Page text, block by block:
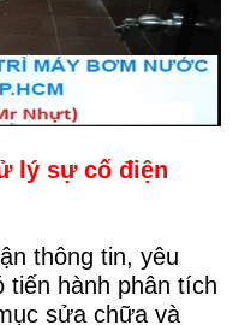
lý sự cố điện
thông tin, yêu
tiến hành phân tích
sửa chữa và